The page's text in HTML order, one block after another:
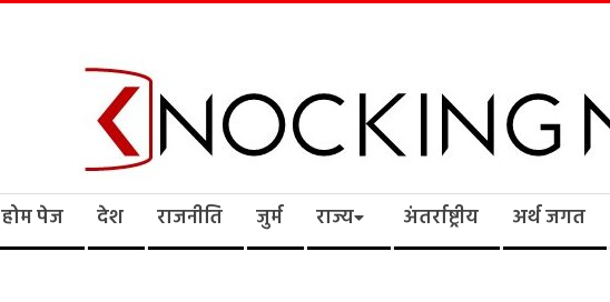
Knocking
होम पेज देश राजनीति जुर्म राज्य अंतर्राष्ट्रीय अर्थ जगत